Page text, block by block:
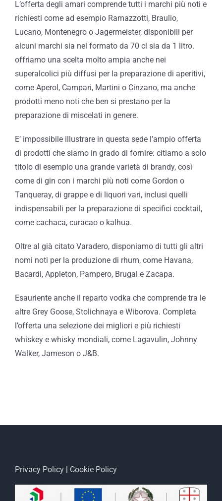
L’offerta degli amari comprende tutti i marchi più noti e
richiesti come ad esempio Ramazzotti, Braulio,
Lucano, Montenegro o Jagermeister, disponibili per
alcuni marchi sia nel formato da 70 cl sia da 1 litro.
offriamo una scelta molto ampia anche nei
superalcolici più diffusi per la preparazione di aperitivi,
come Aperol, Campari, Martini o Cinzano, ma anche
prodotti meno noti che ben si prestano per la
preparazione di miscelati in genere.
E’ impossibile illustrare in questa sede l’ampio offerta
di prodotti che siamo in grado di fornire: citiamo a solo
titolo di esempio una grande varietà di brandy, così
come di gin con i marchi più noti come Gordon o
Tanqueray, di grappe e di liquori vari, inclusi quelli
indispensabili per la preparazione di specifici cocktail,
come cachaca, curacao o kalhua.
Oltre al già citato Varadero, disponiamo di tutti gli altri
nomi noti per la produzione di rhum, come Havana,
Bacardi, Appleton, Pampero, Brugal e Zacapa.
Esauriente anche il reparto vodka che comprende tra le
altre Grey Goose, Stolichnaya e Wiborova. Completa
l’offerta una selezione dei migliori e più richiesti
whiskey e whisky mondiali, come Lagavulin, Johnny
Walker, Jameson o J&B.
Privacy Policy | Cookie Policy